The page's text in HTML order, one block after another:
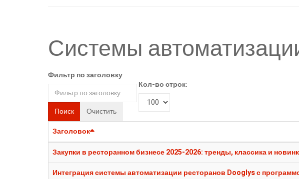
Системы
Фильтр по заголовку
Поиск Очистить
Кол-во строк:
Заголовок
Закупки в ресторанном бизнесе 2025-2026: тренды, классика и
Интеграция системы автоматизации ресторанов Dooglys с